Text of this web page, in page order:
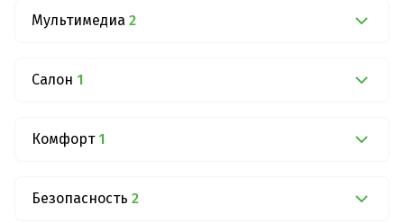
Мультимедиа 2
Салон 1
Комфорт 1
Безопасность 2